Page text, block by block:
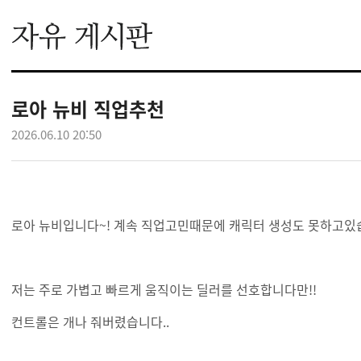
로아 뉴비 직업추천
2026.06.10 20:50
로아 뉴비입니다~! 계속 직업고민때문에 캐릭터 생성도 못하고있
저는 주로 가볍고 빠르게 움직이는 딜러를 선호합니다만!!
컨트롤은 개나 줘버렸습니다..